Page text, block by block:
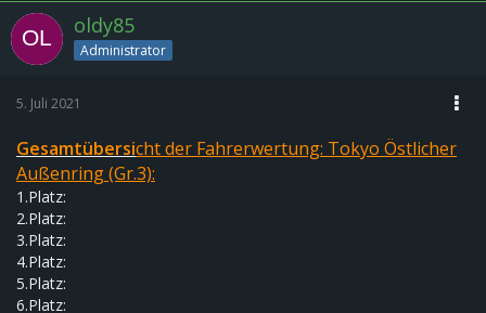
oldy85
Administrator
5. Juli 2021
Gesamtübersicht der Fahrerwertung: Tokyo Östlicher
Außenring(Gr.3):
1.Platz:
2.Platz:
3.Platz:
4.Platz:
5.Platz:
6.Platz: